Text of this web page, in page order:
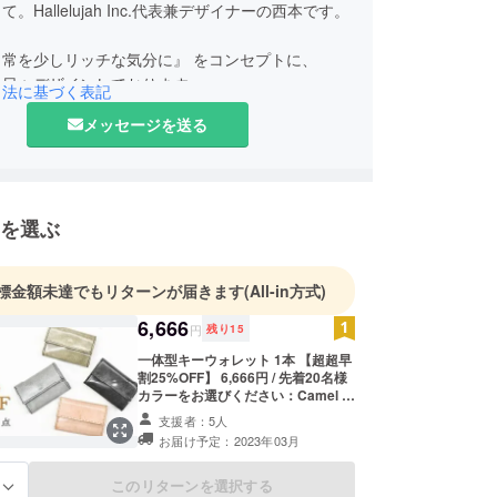
。Hallelujah Inc.代表兼デザイナーの西本です。
を少しリッチな気分に』 をコンセプトに、
々デザインしております。
品を、見つけてもらい、身につけてもらうこと
に基づく表記
メッセージを送る
選ぶ
金額未達でもリターンが届きます(All-in方式)
6,666円 残り15
一体型キーウォレット 1本 【超超早
割25%OFF】 6,666円 / 先着20名様
カラーをお選びください：Camel /
Black / Navy / Green ※一般販売予
定価格 8,888円の商品を25%OFFで
予約購入いただけます。 ※本プロ
ジェクトを通して想定を上回る皆様
からご購入を頂き、現在進めている
支援者：5人
お届け予定：2023年03月
このリターンを選択する